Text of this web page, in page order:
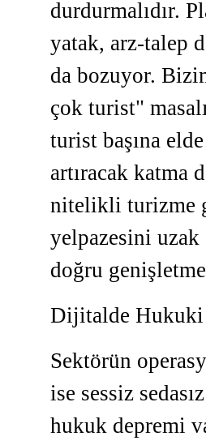
durdurmalıdır.
yatak, arz-talep
da bozuyor.
çok turist"
turist başına
artıracak katma
nitelikli turizme
yelpazesini
doğru
Dijitalde Hukuki
Sektörün
ise sessiz
hukuk depremi